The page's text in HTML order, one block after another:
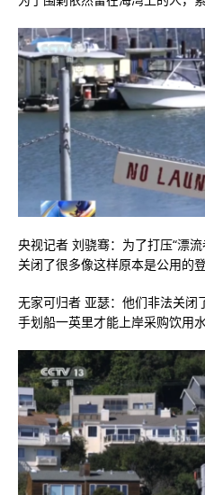
央视记者 刘骁骞：为了打压“漂
关闭了很多像这样原本是公用的登
无家可归者 亚瑟：他们非法关闭
手划船一英里才能上岸采购饮用水